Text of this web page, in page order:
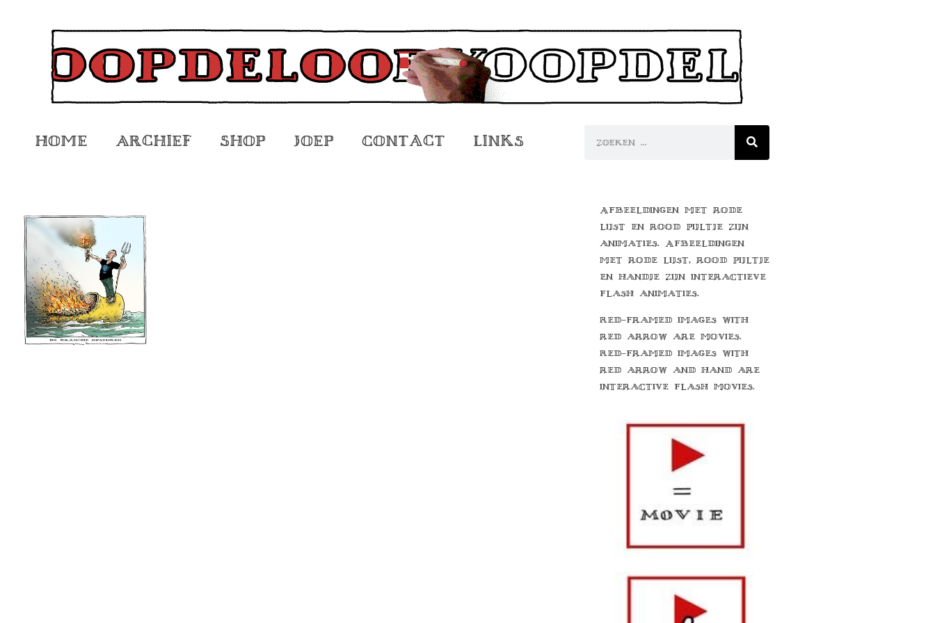
Home Archief Shop Joep Contact Links
Afbeeldingen met rode
lijst en rood pijltje zijn
animaties. Afbeeldingen
met rode lijst, rood pijltje
en handje zijn interactieve
flash animaties.
Red-framed images with
red arrow are movies.
Red-framed images with
red arrow and hand are
interactive flash movies.